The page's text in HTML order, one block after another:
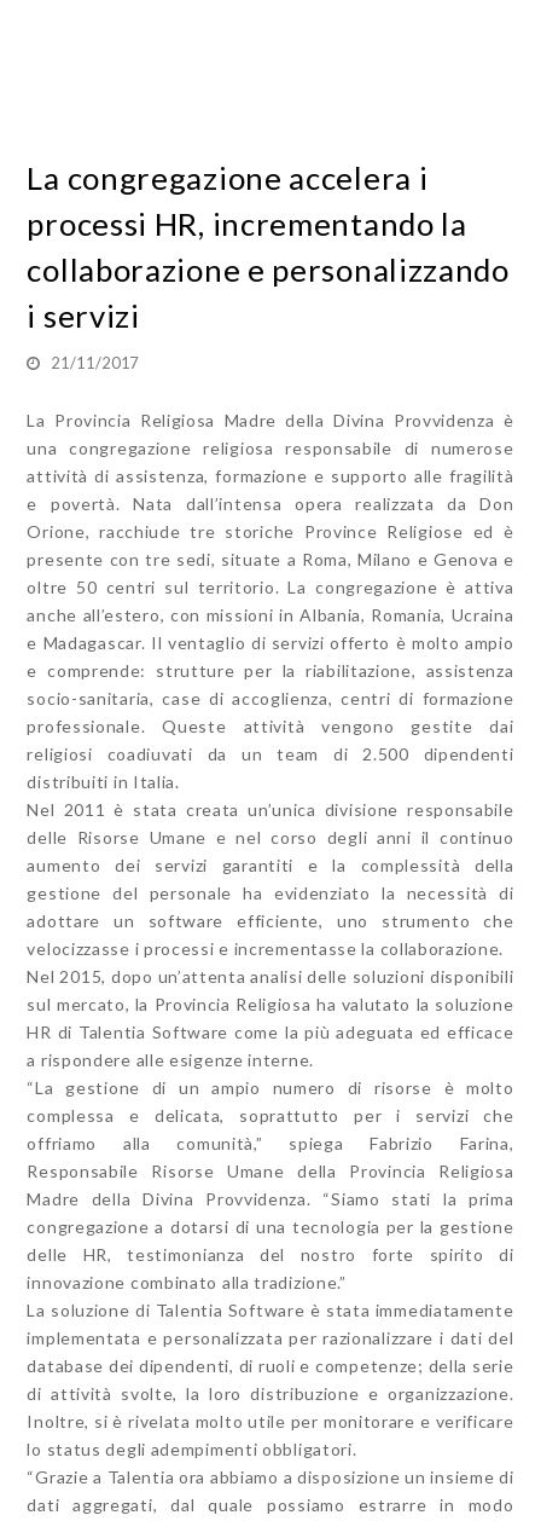
La congregazione accelera i
processi HR, incrementando la
collaborazione e personalizzando
i servizi
21/11/2017
La Provincia Religiosa Madre della Divina Provvidenza è
una congregazione religiosa responsabile di numerose
attività di assistenza, formazione e supporto alle fragilità
e povertà. Nata dall’intensa opera realizzata da Don
Orione, racchiude tre storiche Province Religiose ed è
presente con tre sedi, situate a Roma, Milano e Genova e
oltre 50 centri sul territorio. La congregazione è attiva
anche all’estero, con missioni in Albania, Romania, Ucraina
e Madagascar. Il ventaglio di servizi offerto è molto ampio
e comprende: strutture per la riabilitazione, assistenza
socio-sanitaria, case di accoglienza, centri di formazione
professionale. Queste attività vengono gestite dai
religiosi coadiuvati da un team di 2.500 dipendenti
distribuiti in Italia.
Nel 2011 è stata creata un’unica divisione responsabile
delle Risorse Umane e nel corso degli anni il continuo
aumento dei servizi garantiti e la complessità della
gestione del personale ha evidenziato la necessità di
adottare un software efficiente, uno strumento che
velocizzasse i processi e incrementasse la collaborazione.
Nel 2015, dopo un’attenta analisi delle soluzioni disponibili
sul mercato, la Provincia Religiosa ha valutato la soluzione
HR di Talentia Software come la più adeguata ed efficace
a rispondere alle esigenze interne.
“La gestione di un ampio numero di risorse è molto
complessa e delicata, soprattutto per i servizi che
offriamo alla comunità,” spiega Fabrizio Farina,
Responsabile Risorse Umane della Provincia Religiosa
Madre della Divina Provvidenza. “Siamo stati la prima
congregazione a dotarsi di una tecnologia per la gestione
delle HR, testimonianza del nostro forte spirito di
innovazione combinato alla tradizione.”
La soluzione di Talentia Software è stata immediatamente
implementata e personalizzata per razionalizzare i dati del
database dei dipendenti, di ruoli e competenze; della serie
di attività svolte, la loro distribuzione e organizzazione.
Inoltre, si è rivelata molto utile per monitorare e verificare
lo status degli adempimenti obbligatori.
“Grazie a Talentia ora abbiamo a disposizione un insieme di
dati aggregati, dal quale possiamo estrarre in modo